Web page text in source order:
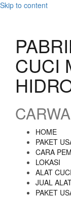
Skip to content
CUCI
HOME
PAKET
CARA
LOKASI
ALAT
JUAL
PAKET